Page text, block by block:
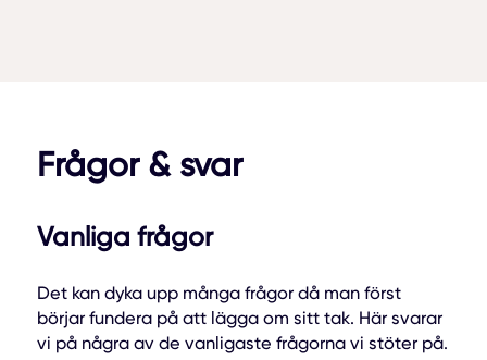
Frågor & svar
Vanliga frågor
Det kan dyka upp många frågor då man först
börjar fundera på att lägga om sitt tak. Här svarar
vi på några av de vanligaste frågorna vi stöter på.